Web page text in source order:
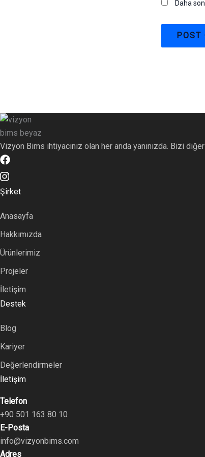
Daha
Vizyon Bims ihtiyacınız olan her anda yanınızda. Bizi
Şirket
Anasayfa
Hakkımızda
Ürünlerimiz
Projeler
İletişim
Destek
Blog
Kariyer
Değerlendirmeler
İletişim
Telefon
+90 501 163 80 10
E-Posta
info@vizyonbims.com
Adres